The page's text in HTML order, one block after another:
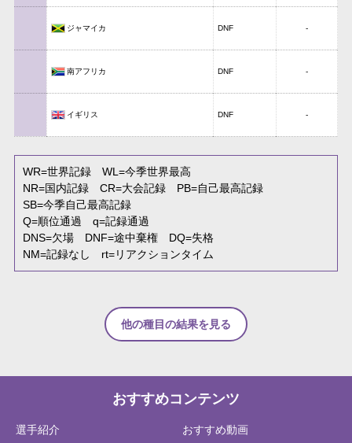
ジャマイカ DNF -
南アフリカ DNF -
イギリス DNF -
WR=世界記録 WL=今季世界最高
NR=国内記録 CR=大会記録 PB=自己最高記録
SB=今季自己最高記録
Q=順位通過 q=記録通過
DNS=欠場 DNF=途中棄権 DQ=失格
NM=記録なし rt=リアクションタイム
他の種目の結果を見る
おすすめコンテンツ
選手紹介 おすすめ動画